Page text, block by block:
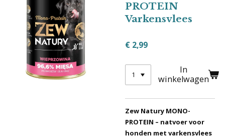
PROTEIN
Varkensvlees
€ 2,99
In
winkelwagen
Zew Natury MONO-
PROTEIN – natvoer voor
honden met varkensvlees